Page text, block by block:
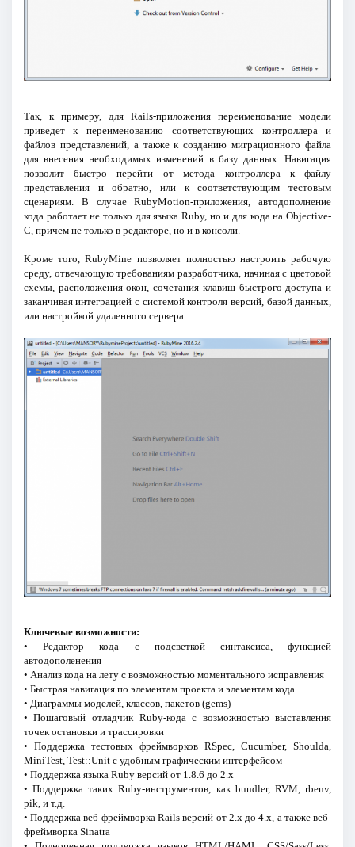
Так, к примеру, для Rails-приложения переименование модели
приведет к переименованию соответствующих контроллера и
файлов представлений, а также к созданию миграционного файла
для внесения необходимых изменений в базу данных. Навигация
позволит быстро перейти от метода контроллера к файлу
представления и обратно, или к соответствующим тестовым
сценариям. В случае RubyMotion-приложения, автодополнение
кода работает не только для языка Ruby, но и для кода на Objective-
C, причем не только в редакторе, но и в консоли.
Кроме того, RubyMine позволяет полностью настроить рабочую
среду, отвечающую требованиям разработчика, начиная с цветовой
схемы, расположения окон, сочетания клавиш быстрого доступа и
заканчивая интеграцией с системой контроля версий, базой данных,
или настройкой удаленного сервера.
Ключевые возможности:
• Редактор кода с подсветкой синтаксиса, функцией
автодополенения
• Анализ кода на лету с возможностью моментального исправления
• Быстрая навигация по элементам проекта и элементам кода
• Диаграммы моделей, классов, пакетов (gems)
• Пошаговый отладчик Ruby-кода с возможностью выставления
точек остановки и трассировки
• Поддержка тестовых фреймворков RSpec, Cucumber, Shoulda,
MiniTest, Test::Unit с удобным графическим интерфейсом
• Поддержка языка Ruby версий от 1.8.6 до 2.x
• Поддержка таких Ruby-инструментов, как bundler, RVM, rbenv,
pik, и т.д.
• Поддержка веб фреймворка Rails версий от 2.x до 4.x, а также веб-
фреймворка Sinatra